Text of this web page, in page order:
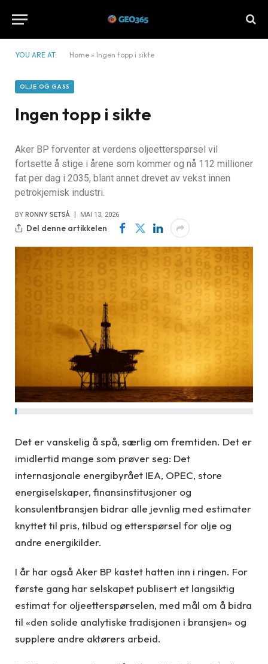
YOU ARE AT: Home » Ingen topp i sikte
OLJE OG GASS
Ingen topp i sikte
Aker BP forventer at verdens oljeetterspørsel vil
fortsette å stige i årene som kommer og nå 112 millioner
fat per dag i 2035, blant annet drevet av vekst innen
petrokjemisk industri.
BY RONNY SETSÅ MAI 13, 2026
Del denne artikkelen
Det er vanskelig å spå, særlig om fremtiden. Det er
imidlertid mange som prøver seg: Det
internasjonale energibyrået IEA, OPEC, store
energiselskaper, finansinstitusjoner og
konsulentbransjen bidrar alle jevnlig med estimater
knyttet til pris, tilbud og etterspørsel for olje og
andre energikilder.
I år har også Aker BP kastet hatten inn i ringen. For
første gang har selskapet publisert et langsiktig
estimat for oljeetterspørselen, med mål om å bidra
til «den solide analytiske tradisjonen i bransjen» og
supplere andre aktørers arbeid.